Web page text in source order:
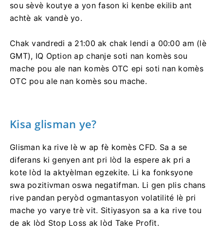
sou sèvè koutye a yon fason ki kenbe ekilib ant
achtè ak vandè yo.
Chak vandredi a 21:00 ak chak lendi a 00:00 am (lè
GMT), IQ Option ap chanje soti nan komès sou
mache pou ale nan komès OTC epi soti nan komès
OTC pou ale nan komès sou mache.
Kisa glisman ye?
Glisman ka rive lè w ap fè komès CFD. Sa a se
diferans ki genyen ant pri lòd la espere ak pri a
kote lòd la aktyèlman egzekite. Li ka fonksyone
swa pozitivman oswa negatifman. Li gen plis chans
rive pandan peryòd ogmantasyon volatilité lè pri
mache yo varye trè vit. Sitiyasyon sa a ka rive tou
de ak lòd Stop Loss ak lòd Take Profit.